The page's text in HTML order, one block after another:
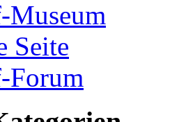
Museum
Seite
Forum